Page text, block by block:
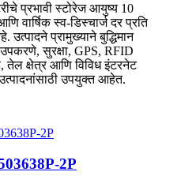
प्रभावी स्टोरेज आयुष्य 10
वार्षिक स्व-डिस्चार्ज दर प्रति
उत्पादने प्रामुख्याने बुद्धिमान
सुरक्षा, GPS, RFID
तेल क्षेत्र आणि विविध इंटरनेट
उपयुक्त आहेत.
2P